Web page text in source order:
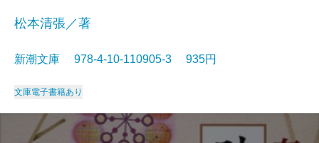
松本清張／著
新潮文庫 978-4-10-110905-3 935円
文庫電子書籍あり